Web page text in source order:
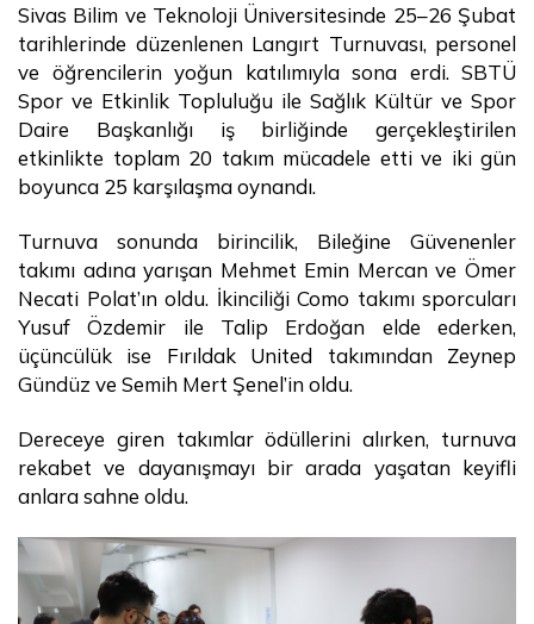
Sivas Bilim ve Teknoloji Üniversitesinde 25–26 Şubat
tarihlerinde düzenlenen Langırt Turnuvası, personel
ve öğrencilerin yoğun katılımıyla sona erdi. SBTÜ
Spor ve Etkinlik Topluluğu ile Sağlık Kültür ve Spor
Daire Başkanlığı iş birliğinde gerçekleştirilen
etkinlikte toplam 20 takım mücadele etti ve iki gün
boyunca 25 karşılaşma oynandı.
Turnuva sonunda birincilik, Bileğine Güvenenler
takımı adına yarışan Mehmet Emin Mercan ve Ömer
Necati Polat’ın oldu. İkinciliği Como takımı sporcuları
Yusuf Özdemir ile Talip Erdoğan elde ederken,
üçüncülük ise Fırıldak United takımından Zeynep
Gündüz ve Semih Mert Şenel’in oldu.
Dereceye giren takımlar ödüllerini alırken, turnuva
rekabet ve dayanışmayı bir arada yaşatan keyifli
anlara sahne oldu.